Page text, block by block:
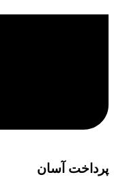
پرداخت آسان